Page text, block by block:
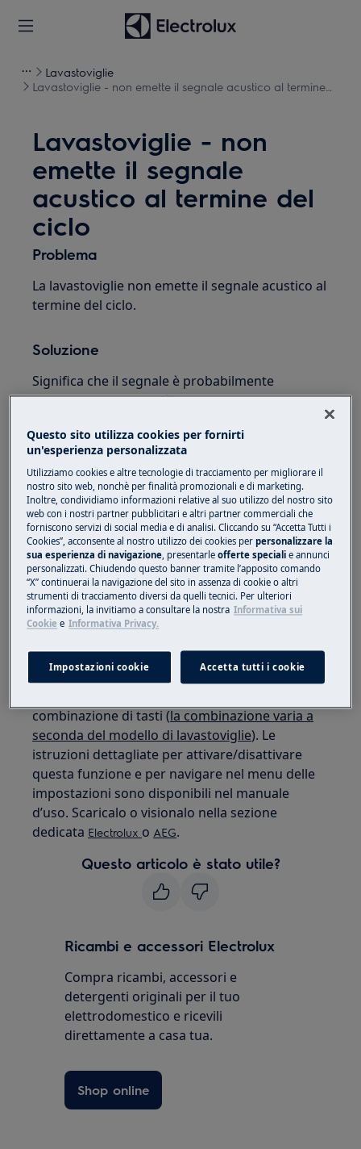
Lavastoviglie
Lavastoviglie - non emette il segnale acustico al termine
Lavastoviglie - non
emette il segnale
acustico al termine del
ciclo
Problema
La lavastoviglie non emette il segnale acustico al
termine del ciclo.
Soluzione
Significa che il segnale è probabilmente
disattivato. Il segnale è normalmente attivo, per
Le impostazioni di base della lavastoviglie
possono essere modificate accedendo alla
modalità Impostazioni. Per navigare utilizza la
barra di selezione MY TIME.
Per accedere alla modalità Impostazioni, tenere
combinazione di tasti (la combinazione varia a
seconda del modello di lavastoviglie). Le
istruzioni dettagliate per attivare/disattivare
questa funzione e per navigare nel menu delle
impostazioni sono disponibili nel manuale
d’uso. Scaricalo o visionalo nella sezione
dedicata Electrolux o AEG.
Questo articolo è stato utile?
Ricambi e accessori Electrolux
Compra ricambi, accessori e
detergenti originali per il tuo
elettrodomestico e ricevili
direttamente a casa tua.
Shop online
Questo sito utilizza cookies per fornirti
un'esperienza personalizzata
Utilizziamo cookies e altre tecnologie di tracciamento per migliorare il
nostro sito web, nonchè per finalità promozionali e di marketing.
Inoltre, condividiamo informazioni relative al suo utilizzo del nostro sito
web con i nostri partner pubblicitari e altri partner commerciali che
forniscono servizi di social media e di analisi. Cliccando su “Accetta Tutti i
Cookies”, acconsente al nostro utilizzo dei cookies perpersonalizzare la
sua esperienza di navigazione, presentarleofferte speciali e annunci
personalizzati. Chiudendo questo banner tramite l’apposito comando
“X” continuerai la navigazione del sito in assenza di cookie o altri
strumenti di tracciamento diversi da quelli tecnici. Per ulteriori
informazioni, la invitiamo a consultare la nostra Informativa sui
Cookie e Informativa Privacy.
Impostazioni cookie Accetta tutti i cookie